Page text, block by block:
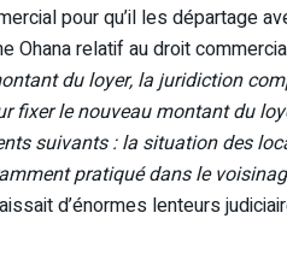
pour qu’il les départage
Ohana relatif au droit
du loyer, la juridiction
fixer le nouveau montant du
suivants : la situation des
pratiqué dans le
d’énormes lenteurs